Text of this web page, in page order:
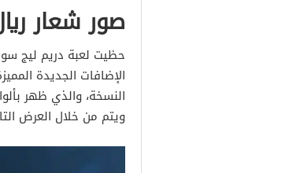
صور شعار
حظيت لعبة دريم ليج
الإضافات الجديدة
النسخة، والذي ظهر
ويتم من خلال العرض